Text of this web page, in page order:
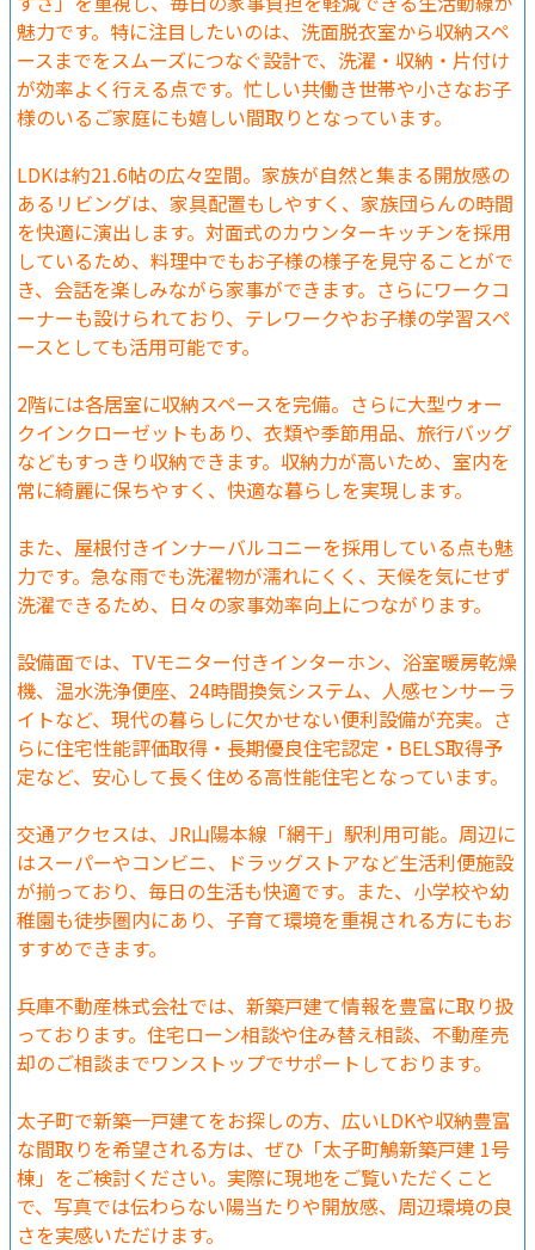
魅力です。特に注目したいのは、洗面脱衣室から収納スペ
ースまでをスムーズにつなぐ設計で、洗濯・収納・片付け
が効率よく行える点です。忙しい共働き世帯や小さなお子
様のいるご家庭にも嬉しい間取りとなっています。
LDKは約21.6帖の広々空間。家族が自然と集まる開放感の
あるリビングは、家具配置もしやすく、家族団らんの時間
を快適に演出します。対面式のカウンターキッチンを採用
しているため、料理中でもお子様の様子を見守ることがで
き、会話を楽しみながら家事ができます。さらにワークコ
ーナーも設けられており、テレワークやお子様の学習スペ
ースとしても活用可能です。
2階には各居室に収納スペースを完備。さらに大型ウォー
クインクローゼットもあり、衣類や季節用品、旅行バッグ
などもすっきり収納できます。収納力が高いため、室内を
常に綺麗に保ちやすく、快適な暮らしを実現します。
また、屋根付きインナーバルコニーを採用している点も魅
力です。急な雨でも洗濯物が濡れにくく、天候を気にせず
洗濯できるため、日々の家事効率向上につながります。
設備面では、TVモニター付きインターホン、浴室暖房乾燥
機、温水洗浄便座、24時間換気システム、人感センサーラ
イトなど、現代の暮らしに欠かせない便利設備が充実。さ
らに住宅性能評価取得・長期優良住宅認定・BELS取得予
定など、安心して長く住める高性能住宅となっています。
交通アクセスは、JR山陽本線「網干」駅利用可能。周辺に
はスーパーやコンビニ、ドラッグストアなど生活利便施設
が揃っており、毎日の生活も快適です。また、小学校や幼
稚園も徒歩圏内にあり、子育て環境を重視される方にもお
すすめできます。
兵庫不動産株式会社では、新築戸建て情報を豊富に取り扱
っております。住宅ローン相談や住み替え相談、不動産売
却のご相談までワンストップでサポートしております。
太子町で新築一戸建てをお探しの方、広いLDKや収納豊富
な間取りを希望される方は、ぜひ「太子町鵤新築戸建 1号
棟」をご検討ください。実際に現地をご覧いただくこと
で、写真では伝わらない陽当たりや開放感、周辺環境の良
さを実感いただけます。